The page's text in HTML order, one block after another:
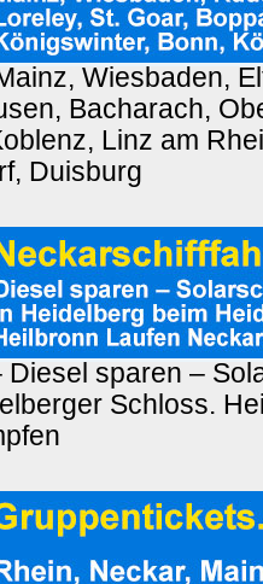
Wiesbaden,
Bacharach,
Linz am
Duisburg
sparen –
Schloss.